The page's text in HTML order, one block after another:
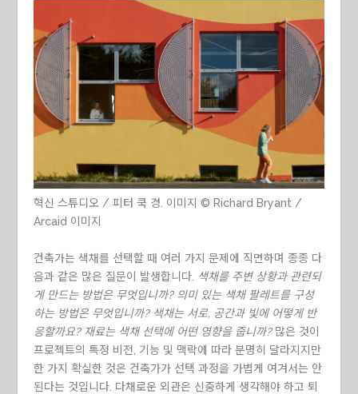
혁신 스튜디오 / 피터 쿡 경. 이미지 © Richard Bryant /
Arcaid 이미지
건축가는 색채를 선택할 때 여러 가지 문제에 직면하며 종종 다
음과 같은 많은 질문이 발생합니다. 색채를 주변 상황과 관련되
게 만드는 방법은 무엇입니까? 의미 있는 색채 팔레트를 구성
하는 방법은 무엇입니까? 색채는 서로, 공간과 빛에 어떻게 반
응할까요? 재료는 색채 선택에 어떤 영향을 줍니까? 많은 것이
프로젝트의 특정 비전, 기능 및 맥락에 따라 분명히 달라지지만
한 가지 확실한 것은 건축가가 선택 과정을 가볍게 여겨서는 안
된다는 것입니다. 다채로운 외관은 신중하게 생각해야 하고 퇴